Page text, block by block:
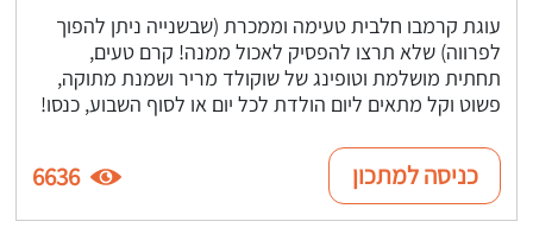
עוגת קרמבו חלבית טעימה וממכרת (שבשנייה ניתן להפוך
לפרווה) שלא תרצו להפסיק לאכול ממנה! קרם טעים,
תחתית מושלמת וטופינג של שוקולד מריר ושמנת מתוקה,
פשוט וקל מתאים ליום הולדת לכל יום או לסוף השבוע, כנסו!
כניסה למתכון 6636